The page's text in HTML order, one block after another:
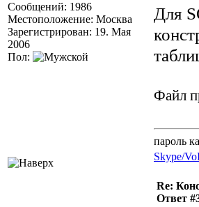
Сообщений: 1986
Местоположение: Москва
Зарегистрирован: 19. Мая
2006
Пол:
Для
Файл
пароль
Skype/
Re:
Ответ